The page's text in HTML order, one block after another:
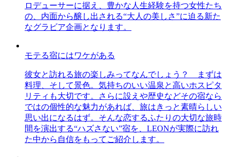
ロデューサーに据え、豊かな人生経験を持つ女性たち
の、内面から醸し出される“大人の美しさ”に迫る新た
なグラビア企画となります。
モテる宿にはワケがある
彼女と訪れる旅の楽しみってなんでしょう？ まずは
料理、そして景色。気持ちのいい温泉と高いホスピタ
リティも大切です。さらに設えや歴史などその宿なら
ではの個性的な魅力があれば、旅はきっと素晴らしい
思い出になるはず。そんな恋するふたりの大切な旅時
間を演出する“ハズさない”宿を、LEONが実際に訪れ
た中から自信をもってご紹介します。